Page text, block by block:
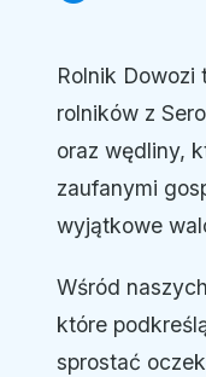
Rolnik
rolników z
oraz wędliny,
zaufanymi
wyjątkowe
Wśród
które
sprostać